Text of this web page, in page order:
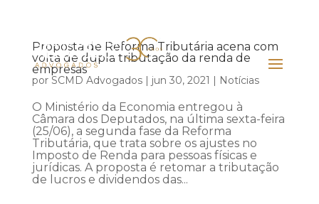
Proposta de Reforma Tributária acena com
volta de dupla tributação da renda de
empresas
por SCMD Advogados| jun 30, 2021 | Notícias
O Ministério da Economia entregou à
Câmara dos Deputados, na última sexta-feira
(25/06), a segunda fase da Reforma
Tributária, que trata sobre os ajustes no
Imposto de Renda para pessoas físicas e
jurídicas. A proposta é retomar a tributação
de lucros e dividendos das...